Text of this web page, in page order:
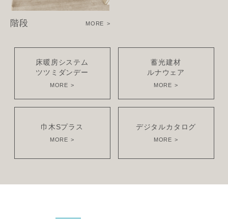
階段 MORE
床暖房システム
ツツミダンデー
MORE
蓄光建材
ルナウェア
MORE
巾木Sプラス
MORE
デジタルカタログ
MORE